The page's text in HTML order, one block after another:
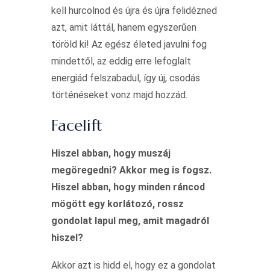
kell hurcolnod és újra és újra felidézned
azt, amit láttál, hanem egyszerűen
töröld ki! Az egész életed javulni fog
mindettől, az eddig erre lefoglalt
energiád felszabadul, így új, csodás
történéseket vonz majd hozzád.
Facelift
Hiszel abban, hogy muszáj
megöregedni? Akkor meg is fogsz.
Hiszel abban, hogy minden ráncod
mögött egy korlátozó, rossz
gondolat lapul meg, amit magadról
hiszel?
Akkor azt is hidd el, hogy ez a gondolat